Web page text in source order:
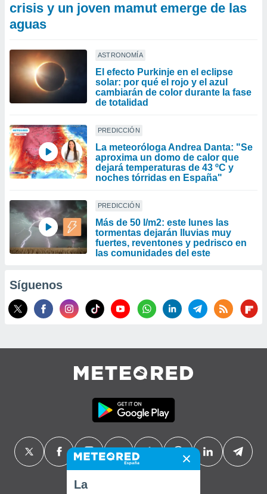
crisis y un joven mamut emerge de las
aguas
ASTRONOMÍA
El efecto Purkinje en el eclipse
solar: por qué el rojo y el azul
cambiarán de color durante la fase
de totalidad
PREDICCIÓN
La meteoróloga Andrea Danta: "Se
aproxima un domo de calor que
dejará temperaturas de 43 ºC y
noches tórridas en España"
PREDICCIÓN
Más de 50 l/m2: este lunes las
tormentas dejarán lluvias muy
fuertes, reventones y pedrisco en
las comunidades del este
Síguenos
La